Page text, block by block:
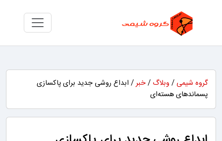
گروه شیمی / وبلاگ /خبر/ ابداع روشی جدید برای پاکسازی
پسماندهای هسته‌ای